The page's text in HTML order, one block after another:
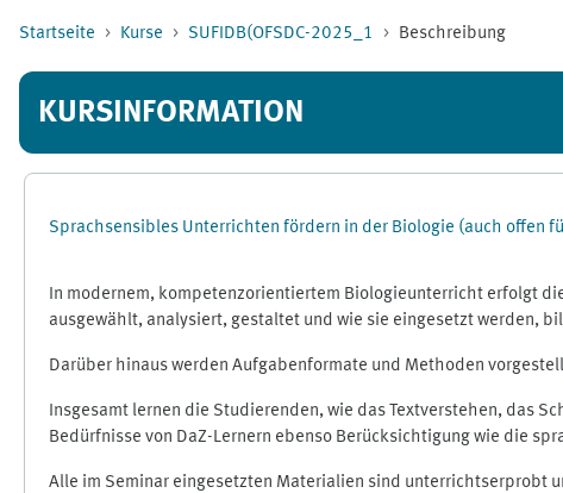
Startseite Kurse SUFIDB(OFSDC-2025_1 Beschreibung
KURSINFORMATION
Sprachsensibles Unterrichten fördern in der Biologie (auch offen
In modernem, kompetenzorientiertem Biologieunterricht erfolgt
ausgewählt, analysiert, gestaltet und wie sie eingesetzt werden,
Darüber hinaus werden Aufgabenformate und Methoden
Insgesamt lernen die Studierenden, wie das Textverstehen, das
Bedürfnisse von DaZ-Lernern ebenso Berücksichtigung wie die
Alle im Seminar eingesetzten Materialien sind unterrichtserprobt